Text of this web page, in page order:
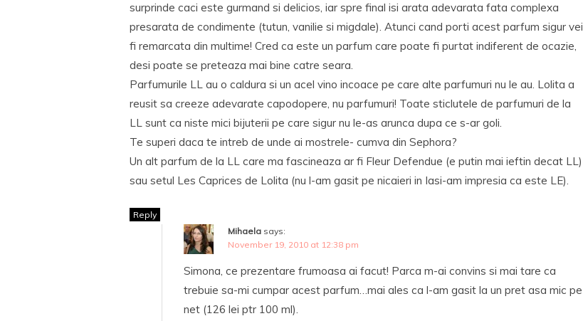
surprinde caci este gurmand si delicios, iar spre final isi arata adevarata fata complexa
presarata de condimente (tutun, vanilie si migdale). Atunci cand porti acest parfum sigur vei
fi remarcata din multime! Cred ca este un parfum care poate fi purtat indiferent de ocazie,
desi poate se preteaza mai bine catre seara.
Parfumurile LL au o caldura si un acel vino incoace pe care alte parfumuri nu le au. Lolita a
reusit sa creeze adevarate capodopere, nu parfumuri! Toate sticlutele de parfumuri de la
LL sunt ca niste mici bijuterii pe care sigur nu le-as arunca dupa ce s-ar goli.
Te superi daca te intreb de unde ai mostrele- cumva din Sephora?
Un alt parfum de la LL care ma fascineaza ar fi Fleur Defendue (e putin mai ieftin decat LL)
sau setul Les Caprices de Lolita (nu l-am gasit pe nicaieri in Iasi-am impresia ca este LE).
Reply
Mihaela says:
November 19, 2010 at 12:38 pm
Simona, ce prezentare frumoasa ai facut! Parca m-ai convins si mai tare ca
trebuie sa-mi cumpar acest parfum…mai ales ca l-am gasit la un pret asa mic pe
net (126 lei ptr 100 ml).